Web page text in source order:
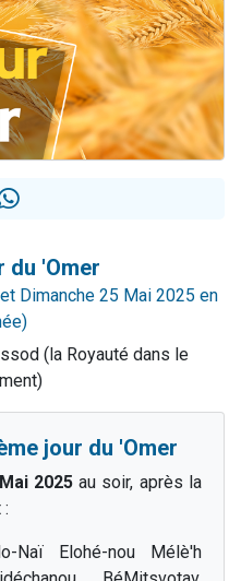
61 personnes viennent de demander une bénédiction
pour étudier en groupe sur Zoom
son Maasser
de donner son Maasser
4 personnes viennent de nous rejoindre sur WhatsApp
du 'Omer
Dimanche 25 Mai 2025 en
(la Royauté dans le
jour du 'Omer
2025au soir, après la
Naï Elohé-nou Mélè'h